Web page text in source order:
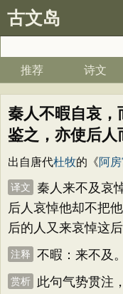
古文岛
推荐 诗文
秦人不暇自哀
鉴之，亦使后人
出自唐代杜牧的《阿
译文
秦人来不及哀
后人哀悼他却不把
后的人又来哀悼这后
注释 不暇：来不及
赏析
此句气势贯注